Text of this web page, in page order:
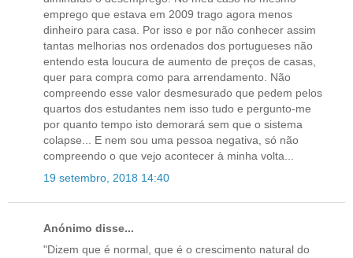
emprego que estava em 2009 trago agora menos
dinheiro para casa. Por isso e por não conhecer assim
tantas melhorias nos ordenados dos portugueses não
entendo esta loucura de aumento de preços de casas,
quer para compra como para arrendamento. Não
compreendo esse valor desmesurado que pedem pelos
quartos dos estudantes nem isso tudo e pergunto-me
por quanto tempo isto demorará sem que o sistema
colapse... E nem sou uma pessoa negativa, só não
compreendo o que vejo acontecer à minha volta...
19 setembro, 2018 14:40
Anónimo disse...
"Dizem que é normal, que é o crescimento natural do